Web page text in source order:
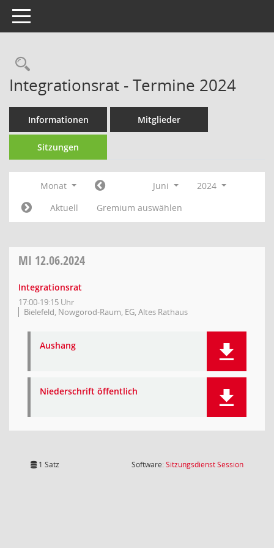
Toggle navigation
Rechercheauswahl
Integrationsrat - Termine 2024
Informationen Mitglieder
Sitzungen
Monat Juni
2024
Aktuell
Gremium auswählen
MI 12.06.2024
Integrationsrat
17:00-19:15 Uhr
Bielefeld, Nowgorod-Raum, EG, Altes Rathaus
Aushang
Niederschrift öffentlich
1 Satz Software:SitzungsdienstSession(Wird in